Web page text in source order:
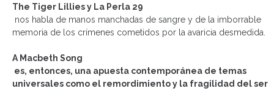
The Tiger Lilliesy La Perla 29
nos habla de manos manchadas de sangre y de la imborrable
memoria de los crímenes cometidos por la avaricia desmedida.
A Macbeth Song
es, entonces, una apuesta contemporánea de temas
universales como el remordimiento y la fragilidad del ser